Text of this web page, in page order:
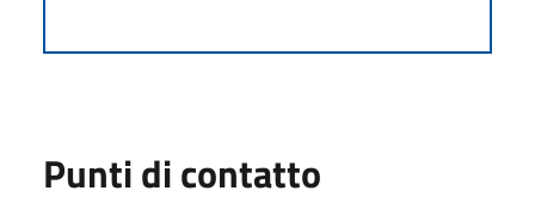
Punti di contatto